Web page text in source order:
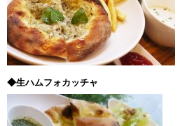
◆生ハムフォカッチャ